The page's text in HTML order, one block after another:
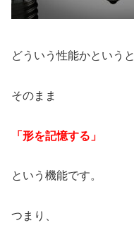
どういう性能かというと
そのまま
「形を記憶する」
という機能です。
つまり、